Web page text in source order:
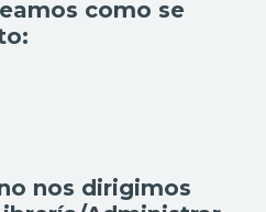
como se
nos dirigimos